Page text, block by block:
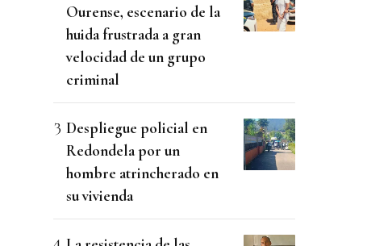
Ourense, escenario de la
huida frustrada a gran
velocidad de un grupo
criminal
Despliegue policial en
Redondela por un
hombre atrincherado en
su vivienda